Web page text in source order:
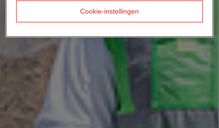
Cookie-instellingen